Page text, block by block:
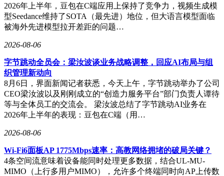
2026年上半年，豆包在C端应用上保持了竞争力，视频生成模
型Seedance维持了SOTA（最先进）地位，但大语言模型面临
被海外先进模型拉开差距的问题…
2026-08-06
字节跳动全员会：梁汝波谈业务战略调整，回应AI布局与组
织管理新动向
8月6日，界面新闻记者获悉，今天上午，字节跳动举办了公司
CEO梁汝波以及刚刚成立的“创造力服务平台”部门负责人谭待
等与全体员工的交流会。 梁汝波总结了字节跳动AI业务在
2026年上半年的表现：豆包在C端（用…
2026-08-06
Wi-Fi6面板AP 1775Mbps速率：高教网络拥堵的破局关键？
4条空间流意味着设备能同时处理更多数据，结合UL-MU-
MIMO（上行多用户MIMO），允许多个终端同时向AP上传数